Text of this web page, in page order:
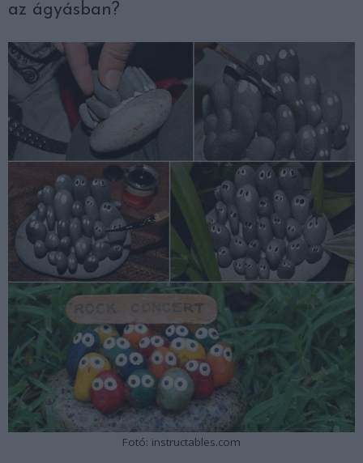
az ágyásban?
Fotó: instructables.com